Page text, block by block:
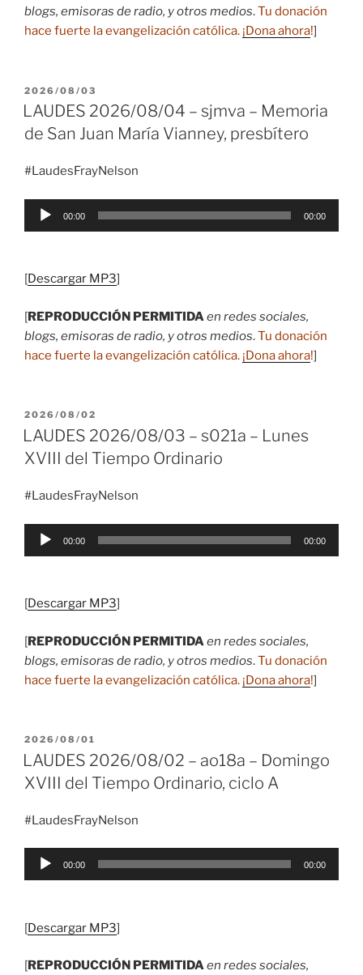
blogs, emisoras de radio, y otros medios.Tu donación
hace fuerte la evangelización católica. ¡Dona ahora!]
PUBLICADO
EL
2026/08/03
LAUDES 2026/08/04 – sjmva – Memoria
de San Juan María Vianney, presbítero
#LaudesFrayNelson
Reproductor
00:00 00:00
[Descargar MP3]
[REPRODUCCIÓN PERMITIDAen redes sociales,
blogs, emisoras de radio, y otros medios.Tu donación
hace fuerte la evangelización católica. ¡Dona ahora!]
PUBLICADO
EL
2026/08/02
LAUDES 2026/08/03 – s021a – Lunes
XVIII del Tiempo Ordinario
#LaudesFrayNelson
Reproductor
00:00 00:00
[Descargar MP3]
[REPRODUCCIÓN PERMITIDA en redes sociales,
blogs, emisoras de radio, y otros medios.Tu donación
hace fuerte la evangelización católica. ¡Dona ahora!]
PUBLICADO
EL
2026/08/01
LAUDES 2026/08/02 – ao18a – Domingo
XVIII del Tiempo Ordinario, ciclo A
#LaudesFrayNelson
Reproductor
00:00 00:00
[Descargar MP3]
[REPRODUCCIÓN PERMITIDAen redes sociales,